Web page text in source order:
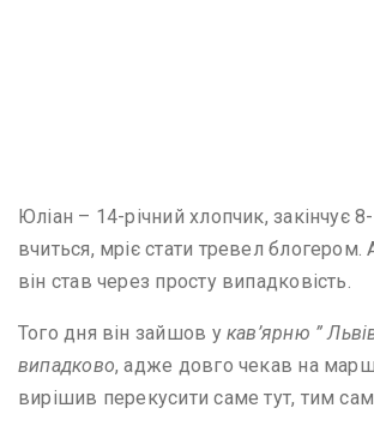
Юліан – 14-річний хлопчик, закінчує
вчиться, мріє стати тревел
він став через просту випадковість.
Того дня він зайшов у кав’ярню ”
випадково, адже довго чекав на
вирішив перекусити саме тут, тим